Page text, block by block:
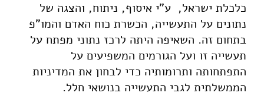
כלכלת ישראל, ע"י איסוף, ניתוח, והצגה של
נתונים על התעשייה, הכשרת כוח האדם והמו"פ
בתחום זה. השאיפה היתה לרכז נתוני מפתח על
תעשייה זו ועל הגורמים המשפיעים על
התפתחותה ותרומותיה כדי לבחון את המדיניות
הממשלתית לגבי התעשייה בנושאי חלל.